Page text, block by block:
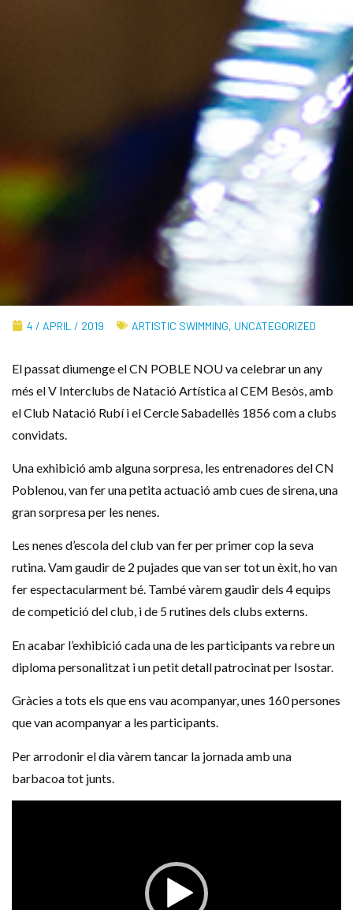
4 / APRIL / 2019 ARTISTIC SWIMMING, UNCATEGORIZED
El passat diumenge elCN POBLE NOU va celebrar un any
més el V Interclubs de Natació Artística al CEM Besòs, amb
el Club Natació Rubí i el CercleSabadellès 1856 com a clubs
convidats.
Una exhibició amb alguna sorpresa, les entrenadores delCN
Poblenou, van fer una petita actuació amb cues de sirena, una
gran sorpresa per les nenes.
Les nenes d’escola del club van fer per primer cop la seva
rutina. Vam gaudir de 2 pujades que van ser tot un èxit, ho van
fer espectacularment bé. També vàrem gaudir dels 4 equips
de competició del club, i de 5 rutines dels clubs externs.
En acabar l’exhibició cada una de les participants va rebre un
diploma personalitzat i un petit detall patrocinat per Isostar.
Gràcies a tots els que ens vau acompanyar, unes 160 persones
que van acompanyar a les participants.
Per arrodonir el dia vàrem tancar la jornada amb una
barbacoa tot junts.